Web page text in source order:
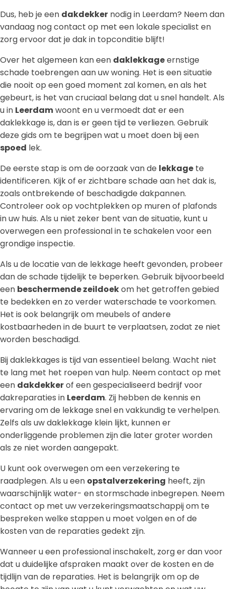
Dus, heb je een dakdekker nodig in Leerdam? Neem dan
vandaag nog contact op met een lokale specialist en
zorg ervoor dat je dak in topconditie blijft!
Over het algemeen kan een daklekkageernstige
schade toebrengen aan uw woning. Het is een situatie
die nooit op een goed moment zal komen, en als het
gebeurt, is het van cruciaal belang dat u snel handelt. Als
u in Leerdamwoont en u vermoedt dat er een
daklekkage is, dan is er geen tijd te verliezen. Gebruik
deze gids om te begrijpen wat u moet doen bij een
spoed lek.
De eerste stap is om de oorzaak van de lekkage te
identificeren. Kijk of er zichtbare schade aan het dak is,
zoals ontbrekende of beschadigde dakpannen.
Controleer ook op vochtplekken op muren of plafonds
in uw huis. Als u niet zeker bent van de situatie, kunt u
overwegen een professional in te schakelen voor een
grondige inspectie.
Als u de locatie van de lekkage heeft gevonden, probeer
dan de schade tijdelijk te beperken. Gebruik bijvoorbeeld
een beschermende zeildoekom het getroffen gebied
te bedekken en zo verder waterschade te voorkomen.
Het is ook belangrijk om meubels of andere
kostbaarheden in de buurt te verplaatsen, zodat ze niet
worden beschadigd.
Bij daklekkages is tijd van essentieel belang. Wacht niet
te lang met het roepen van hulp. Neem contact op met
een dakdekkerof een gespecialiseerd bedrijf voor
dakreparaties in Leerdam. Zij hebben de kennis en
ervaring om de lekkage snel en vakkundig te verhelpen.
Zelfs als uw daklekkage klein lijkt, kunnen er
onderliggende problemen zijn die later groter worden
als ze niet worden aangepakt.
U kunt ook overwegen om een verzekering te
raadplegen. Als u een opstalverzekering heeft, zijn
waarschijnlijk water- en stormschade inbegrepen. Neem
contact op met uw verzekeringsmaatschappij om te
bespreken welke stappen u moet volgen en of de
kosten van de reparaties gedekt zijn.
Wanneer u een professional inschakelt, zorg er dan voor
dat u duidelijke afspraken maakt over de kosten en de
tijdlijn van de reparaties. Het is belangrijk om op de